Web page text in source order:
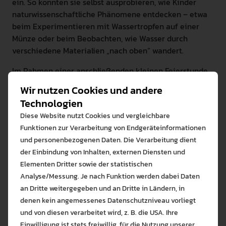
naturwissenschaftliche Phänomene entdecken – etwa
beim Experimentieren mit Wassertropfen auf einer
Münze oder beim Beobachten, wie Wasser durch
verschiedene Materialien „nach oben“ wandert.
Im Rahmen einer anschließenden kleinen Feierstunde
Ravensburg – vertreten durch Anne-Christina Thiel –
sowie die Josef Wund Stiftung – vertreten durch Dr.
Heiko Schmid – mit der Partnerplakette der Stiftung
Kinder forschenausgezeichnet. Darüber hinaus
erhielten Ines Pink-Neuffer und Isabell Bakar als Dank
für ihr Engagement für frühe MINT-Bildung eine kleine
Aufmerksamkeit. Besonders hervorgehoben wurde das
Engagement des Martin-Luther-Kindergartens, der
bereits acht Zertifizierungen erhalten hat – ein
eindrucksvoller Beleg für die kontinuierliche und
langfristige Umsetzung der Bildungsinitiative.
Wir nutzen Cookies und andere
Technologien
Diese Website nutzt Cookies und vergleichbare
Funktionen zur Verarbeitung von Endgeräteinformationen
und personenbezogenen Daten. Die Verarbeitung dient
der Einbindung von Inhalten, externen Diensten und
Elementen Dritter sowie der statistischen
Analyse/Messung. Je nach Funktion werden dabei Daten
an Dritte weitergegeben und an Dritte in Ländern, in
denen kein angemessenes Datenschutzniveau vorliegt
und von diesen verarbeitet wird, z. B. die USA. Ihre
Bitte wählen Sie
Die auf der Website verwendeten